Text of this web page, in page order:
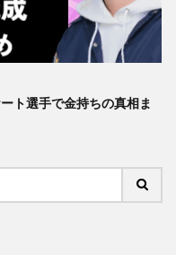
ト選手で金持ちの真相ま